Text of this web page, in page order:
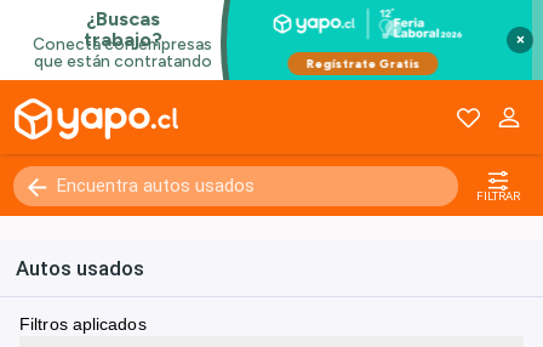
×
FILTRAR
Autos usados
Filtros aplicados
Kilómetros 0 - 250000+